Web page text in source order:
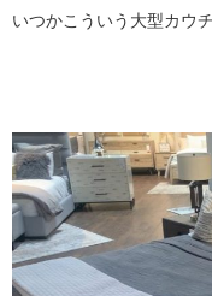
いつかこういう大型カウ